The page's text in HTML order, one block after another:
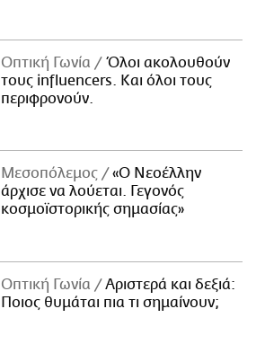
Οπτική Γωνία
Όλοι ακολουθούν
τους influencers. Και όλοι τους
περιφρονούν.
Μεσοπόλεμος
«Ο Νεοέλλην
άρχισε να λούεται. Γεγονός
κοσμοϊστορικής σημασίας»
Οπτική Γωνία
Αριστερά και δεξιά:
Ποιος θυμάται πια τι σημαίνουν;